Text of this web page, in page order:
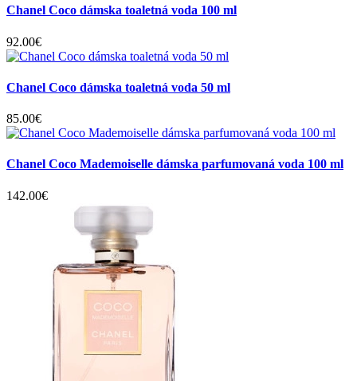
Chanel Coco dámska toaletná voda 100 ml
92.00€
Chanel Coco dámska toaletná voda 50 ml
85.00€
Chanel Coco Mademoiselle dámska parfumovaná voda 100 ml
142.00€